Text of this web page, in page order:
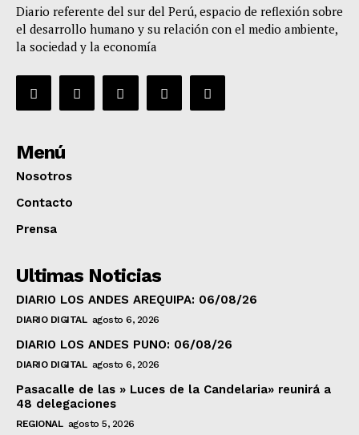
Diario referente del sur del Perú, espacio de reflexión sobre
el desarrollo humano y su relación con el medio ambiente,
la sociedad y la economía
Menú
Nosotros
Contacto
Prensa
Ultimas Noticias
DIARIO LOS ANDES AREQUIPA: 06/08/26
DIARIO DIGITAL agosto 6, 2026
DIARIO LOS ANDES PUNO: 06/08/26
DIARIO DIGITAL agosto 6, 2026
Pasacalle de las » Luces de la Candelaria» reunirá a
48 delegaciones
REGIONAL agosto 5, 2026